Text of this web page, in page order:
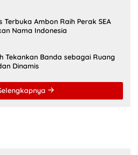
Terbuka Ambon Raih Perak SEA
Nama Indonesia
Tekankan Banda sebagai Ruang
Dinamis